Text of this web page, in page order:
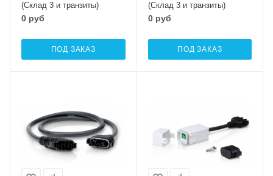
(Склад 3 и транзиты)
0 руб
ПОД ЗАКАЗ
(Склад 3 и транзиты)
0 руб
ПОД ЗАКАЗ